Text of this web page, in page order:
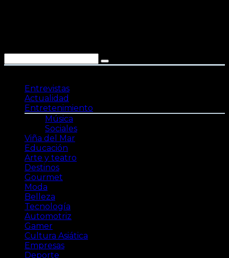
Entrevistas
Actualidad
Entretenimiento
Música
Sociales
Viña del Mar
Educación
Arte y teatro
Destinos
Gourmet
Moda
Belleza
Tecnología
Automotriz
Gamer
Cultura Asiática
Empresas
Deporte